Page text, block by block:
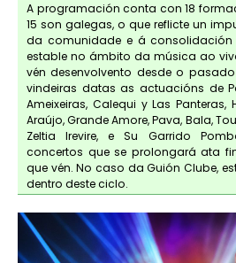
A programación conta con 18
15 son galegas, o que reflicte un
da comunidade e á consolidación
estable no ámbito da música ao
vén desenvolvento desde o
vindeiras datas as actuacións de
Ameixeiras, Calequi y Las Panteras,
Araújo, Grande Amore, Pava, Bala,
Zeltia Irevire, e Su Garrido
concertos que se prolongará ata
que vén. No caso da Guión Clube,
dentro deste ciclo.